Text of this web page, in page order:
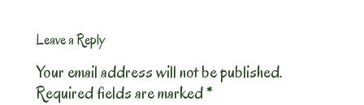
Leave a Reply
Your email address will not be published.
Required fields are marked*